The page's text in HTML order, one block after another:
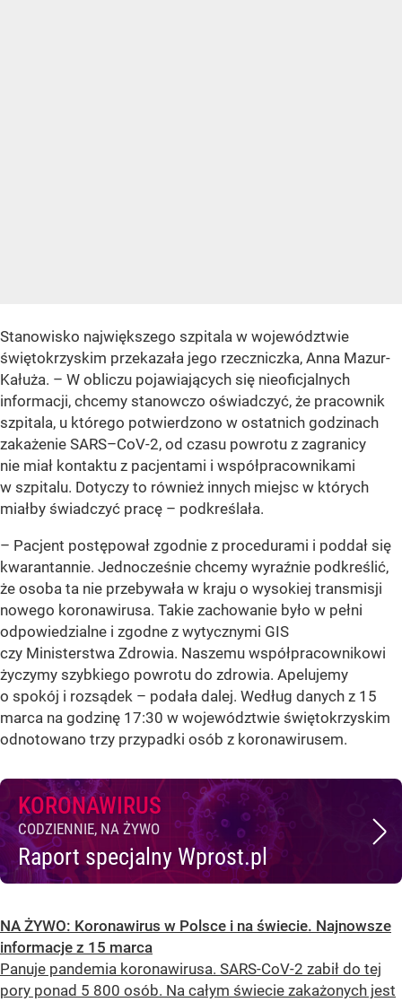
Stanowisko największego szpitala w województwie
świętokrzyskim przekazała jego rzeczniczka, Anna Mazur-
Kałuża. – W obliczu pojawiających się nieoficjalnych
informacji, chcemy stanowczo oświadczyć, że pracownik
szpitala, u którego potwierdzono w ostatnich godzinach
zakażenie SARS–CoV-2, od czasu powrotu z zagranicy
nie miał kontaktu z pacjentami i współpracownikami
w szpitalu. Dotyczy to również innych miejsc w których
miałby świadczyć pracę – podkreślała.
– Pacjent postępował zgodnie z procedurami i poddał się
kwarantannie. Jednocześnie chcemy wyraźnie podkreślić,
że osoba ta nie przebywała w kraju o wysokiej transmisji
nowego koronawirusa. Takie zachowanie było w pełni
odpowiedzialne i zgodne z wytycznymi GIS
czy Ministerstwa Zdrowia. Naszemu współpracownikowi
życzymy szybkiego powrotu do zdrowia. Apelujemy
o spokój i rozsądek – podała dalej. Według danych z 15
marca na godzinę 17:30 w województwie świętokrzyskim
odnotowano trzy przypadki osób z koronawirusem.
KORONAWIRUS
CODZIENNIE, NA ŻYWO
Raport specjalny Wprost.pl
NA ŻYWO: Koronawirus w Polsce i na świecie. Najnowsze
informacje z 15 marca
Panuje pandemia koronawirusa. SARS-CoV-2 zabił do tej
pory ponad 5 800 osób. Na całym świecie zakażonych jest